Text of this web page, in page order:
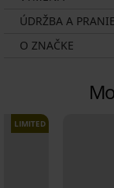
ÚDRŽBA A PRANIE
O ZNAČKE
LIMITED